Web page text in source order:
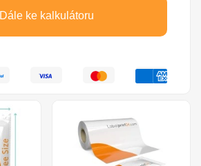
Dále ke kalkulátoru